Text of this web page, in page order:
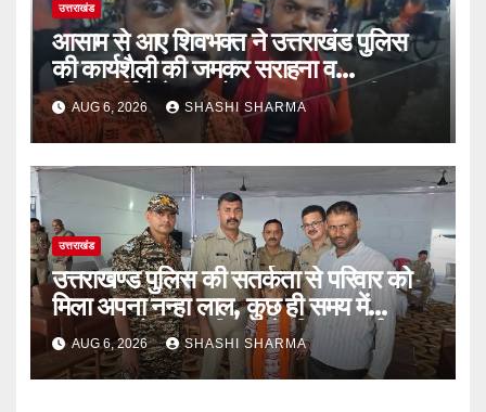
उत्तराखंड
आसाम से आए शिवभक्त ने उत्तराखंड पुलिस
की कार्यशैली की जमकर सराहना व
पुलिसकर्मियों के सहयोगात्मक व्यवहार की
खुलकर प्रशंसा
AUG 6, 2026 SHASHI SHARMA
उत्तराखंड
उत्तराखण्ड पुलिस की सतर्कता से परिवार को
मिला अपना नन्हा लाल, कुछ ही समय में
सकुशल खोजकर परिजनों के किया सुपुर्द
AUG 6, 2026 SHASHI SHARMA